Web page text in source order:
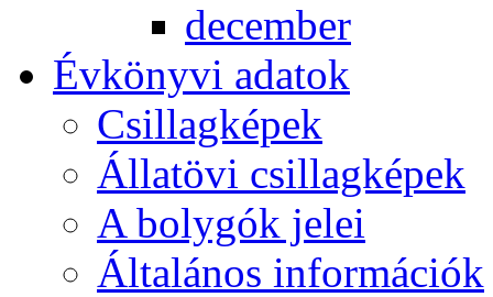
de­cem­ber
Év­köny­vi ada­tok
Csil­lag­ké­pek
Ál­lat­övi csil­lag­ké­pek
A boly­gók je­lei
Ál­ta­lá­nos in­for­má­ci­ók